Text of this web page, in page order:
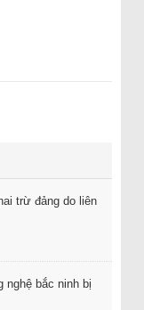
trừ đảng do liên
nghệ bắc ninh bị